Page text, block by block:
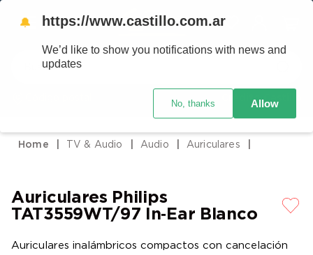
Buscar
Crédito Castillo
TV & Audio Audio Auriculares
Auriculares Philips
TAT3559WT/97 In‑Ear Blanco
Auriculares inalámbricos compactos con cancelación
2.
heladera
4
lavarropas
5.
cocina
6.
colchones
🔔 https://www.castillo.com.ar
We’d like to show you notifications with news and
updates
No, thanks Allow